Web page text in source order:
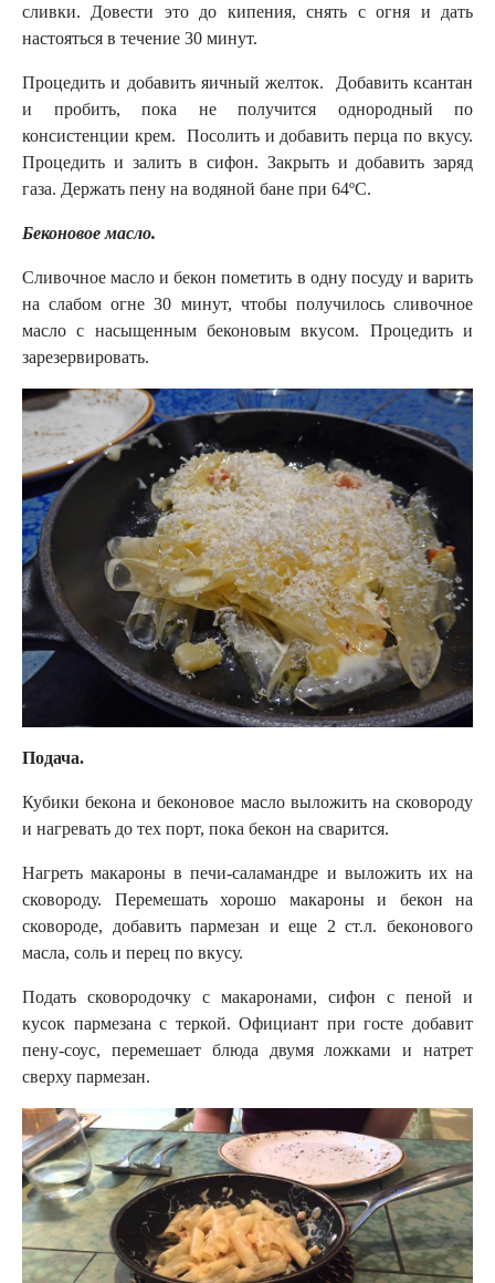
сливки. Довести это до кипения, снять с огня и дать
настояться в течение 30 минут.
Процедить и добавить яичный желток. Добавить ксантан
и пробить, пока не получится однородный по
консистенции крем. Посолить и добавить перца по вкусу.
Процедить и залить в сифон. Закрыть и добавить заряд
газа. Держать пену на водяной бане при 64ºС.
Беконовое масло.
Сливочное масло и бекон пометить в одну посуду и варить
на слабом огне 30 минут, чтобы получилось сливочное
масло с насыщенным беконовым вкусом. Процедить и
зарезервировать.
Подача.
Кубики бекона и беконовое масло выложить на сковороду
и нагревать до тех порт, пока бекон на сварится.
Нагреть макароны в печи-саламандре и выложить их на
сковороду. Перемешать хорошо макароны и бекон на
сковороде, добавить пармезан и еще 2 ст.л. беконового
масла, соль и перец по вкусу.
Подать сковородочку с макаронами, сифон с пеной и
кусок пармезана с теркой. Официант при госте добавит
пену-соус, перемешает блюда двумя ложками и натрет
сверху пармезан.